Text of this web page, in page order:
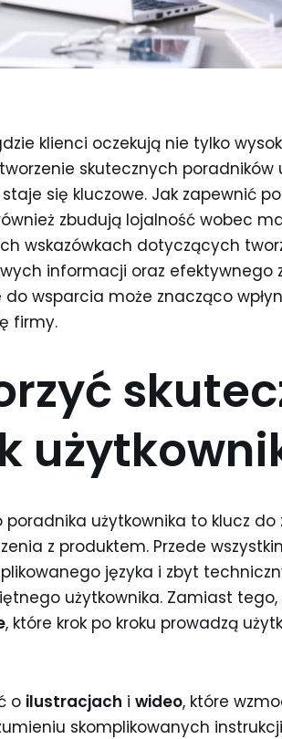
klienci oczekują nie tylko
skutecznych
się kluczowe. Jak zapewnić
zbudują lojalność wobec
wskazówkach dotyczących
informacji oraz efektywnego
wsparcia może znacząco
firmy.
poradnika użytkownika to klucz
z produktem. Przede
języka i zbyt
użytkownika. Zamiast
, które krok po kroku prowadzą
o ilustracjach i wideo, które
skomplikowanych